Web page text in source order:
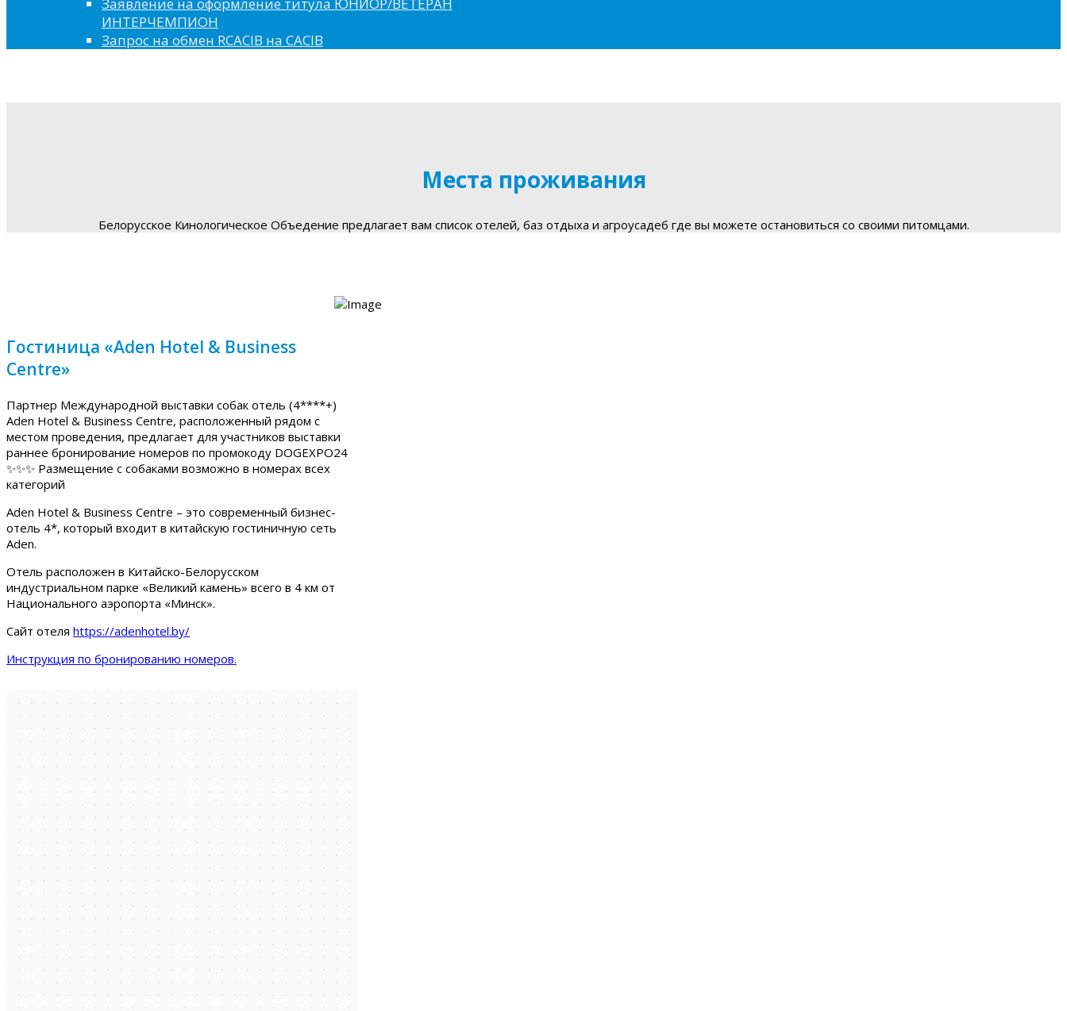
ИНТЕРЧЕМПИОН
Запрос на обмен RCACIB на CACIB
Места проживания
Белорусское Кинологическое Объедение предлагает вам список отелей, баз отдыха и агроусадеб где вы можете остановиться со своими питомцами.
Гостиница «Aden Hotel & Business
Centre»
Партнер Международной выставки собак отель (4****+)
Aden Hotel & Business Centre, расположенный рядом с
местом проведения, предлагает для участников выставки
раннее бронирование номеров по промокоду DOGEXPO24
✨✨✨ Размещение с собаками возможно в номерах всех
категорий
Aden Hotel & Business Centre – это современный бизнес-
отель 4*, который входит в китайскую гостиничную сеть
Aden.
Отель расположен в Китайско-Белорусском
индустриальном парке «Великий камень» всего в 4 км от
Национального аэропорта «Минск».
Сайт отеля https://adenhotel.by/
Инструкция по бронированию номеров.